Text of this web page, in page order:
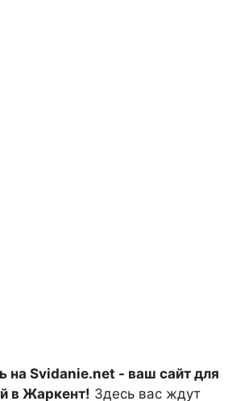
на Svidanie.net - ваш сайт для
в Жаркент! Здесь вас ждут